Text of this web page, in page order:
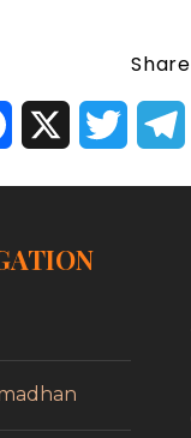
Share
Facebook Twitter